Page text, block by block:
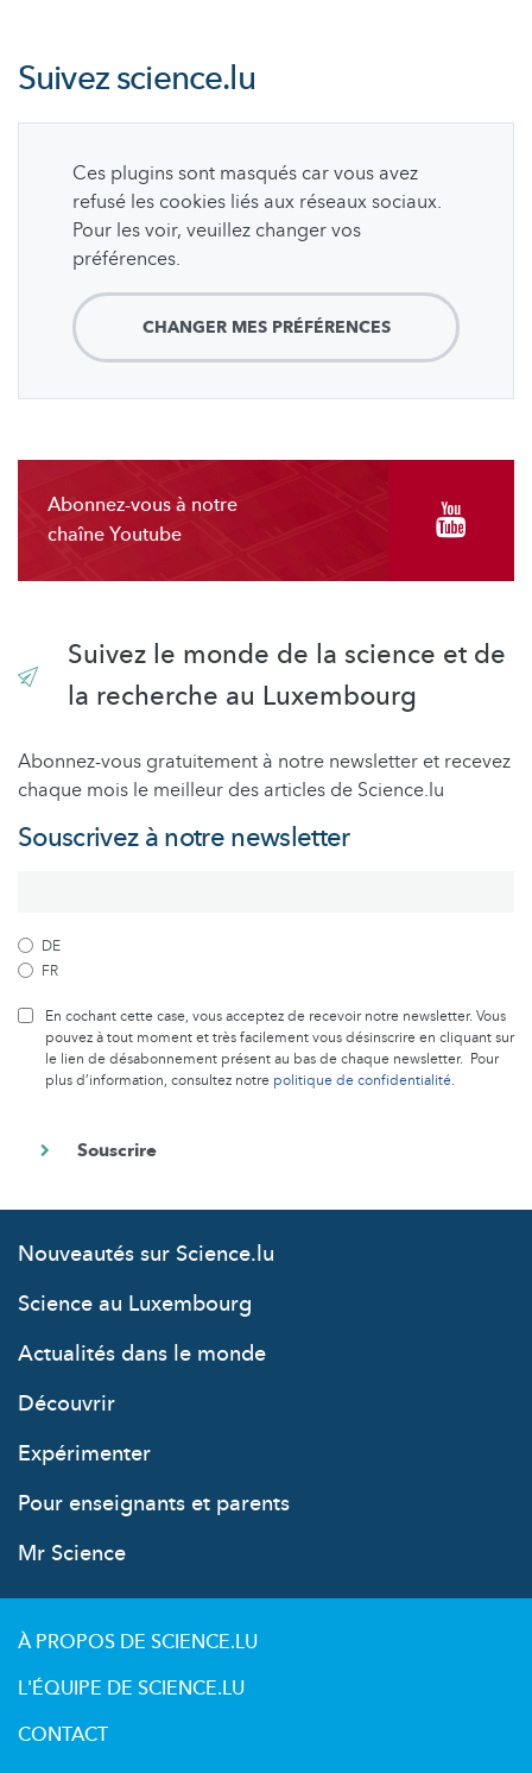
Suivezscience.lu
Ces plugins sont masqués car vous avez
refusé les cookies liés aux réseaux sociaux.
Pour les voir, veuillez changer vos
préférences.
CHANGER MES PRÉFÉRENCES
Abonnez-vous à notre
chaîne Youtube
Suivez le monde de la science et de
la recherche au Luxembourg
Abonnez-vous gratuitement à notre newsletter et recevez
chaque mois le meilleur des articles de Science.lu
Souscrivez à notre newsletter
DE
FR
En cochant cette case, vous acceptez de recevoir notre newsletter. Vous
pouvez à tout moment et très facilement vous désinscrire en cliquant sur
le lien de désabonnement présent au bas de chaque newsletter. Pour
plus d’information, consultez notre politique de confidentialité.
Nouveautés sur Science.lu
Science au Luxembourg
Actualités dans le monde
Découvrir
Expérimenter
Pour enseignants et parents
Mr Science
À PROPOS DE SCIENCE.LU
L'ÉQUIPE DE SCIENCE.LU
CONTACT